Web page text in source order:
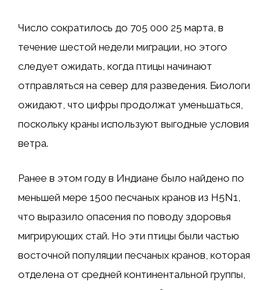
Число сократилось до 705 000 25 марта, в
течение шестой недели миграции, но этого
следует ожидать, когда птицы начинают
отправляться на север для разведения. Биологи
ожидают, что цифры продолжат уменьшаться,
поскольку краны используют выгодные условия
ветра.
Ранее в этом году в Индиане было найдено по
меньшей мере 1500 песчаных кранов из H5N1,
что выразило опасения по поводу здоровья
мигрирующих стай. Но эти птицы были частью
восточной популяции песчаных кранов, которая
отделена от средней континентальной группы,